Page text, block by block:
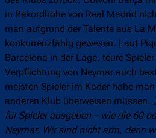
in Rekordhöhe von Real Madrid
man aufgrund der Talente aus La
konkurrenzfähig gewesen. Laut
Barcelona in der Lage, teure
Verpflichtung von Neymar auch
meisten Spieler im Kader habe
anderen Klub überweisen müssen.
für Spieler ausgeben – wie die 60
Neymar. Wir sind nicht arm, denn